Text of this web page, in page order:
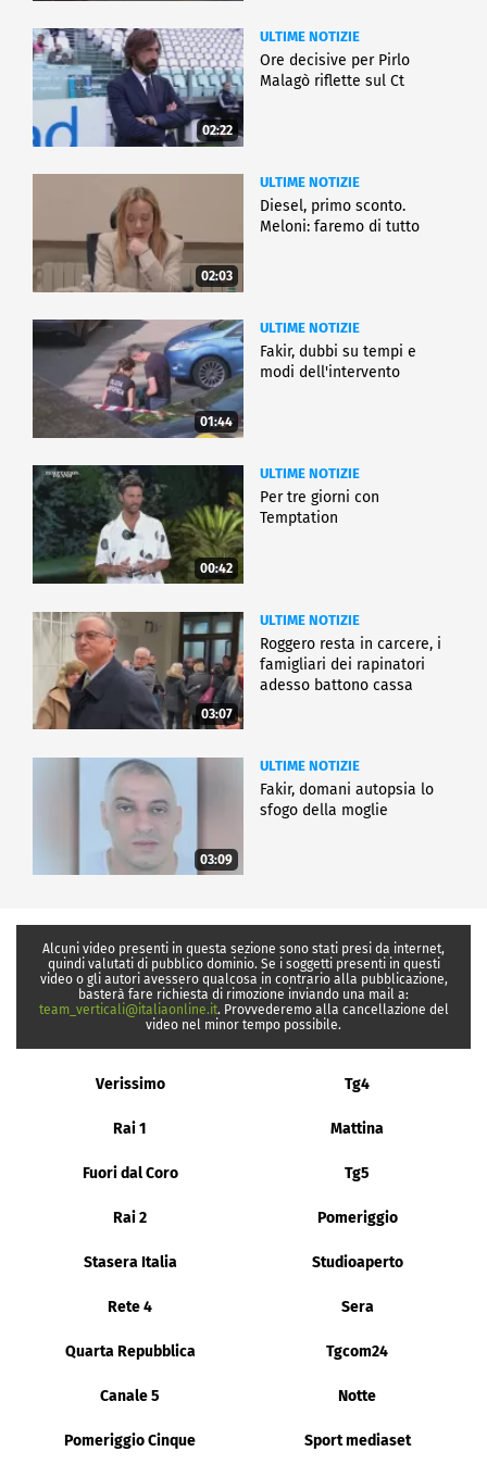
02:22
ULTIME NOTIZIE
Ore decisive per Pirlo
Malagò riflette sul Ct
02:03
ULTIME NOTIZIE
Diesel, primo sconto.
Meloni: faremo di tutto
01:44
ULTIME NOTIZIE
Fakir, dubbi su tempi e
modi dell'intervento
00:42
ULTIME NOTIZIE
Per tre giorni con
Temptation
03:07
ULTIME NOTIZIE
Roggero resta in carcere, i
famigliari dei rapinatori
adesso battono cassa
03:09
ULTIME NOTIZIE
Fakir, domani autopsia lo
sfogo della moglie
Alcuni video presenti in questa sezione sono stati presi da internet,
quindi valutati di pubblico dominio. Se i soggetti presenti in questi
video o gli autori avessero qualcosa in contrario alla pubblicazione,
basterà fare richiesta di rimozione inviando una mail a:
team_verticali@italiaonline.it. Provvederemo alla cancellazione del
video nel minor tempo possibile.
Verissimo Tg4
Rai 1 Mattina
Fuori dal Coro Tg5
Rai 2 Pomeriggio
Stasera Italia Studioaperto
Rete 4 Sera
Quarta Repubblica Tgcom24
Canale 5 Notte
Pomeriggio Cinque Sport mediaset